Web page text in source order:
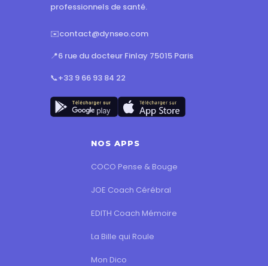
professionnels de santé.
✉️contact@dynseo.com
📍6 rue du docteur Finlay 75015 Paris
📞+33 9 66 93 84 22
NOS APPS
COCO Pense & Bouge
JOE Coach Cérébral
EDITH Coach Mémoire
La Bille qui Roule
Mon Dico